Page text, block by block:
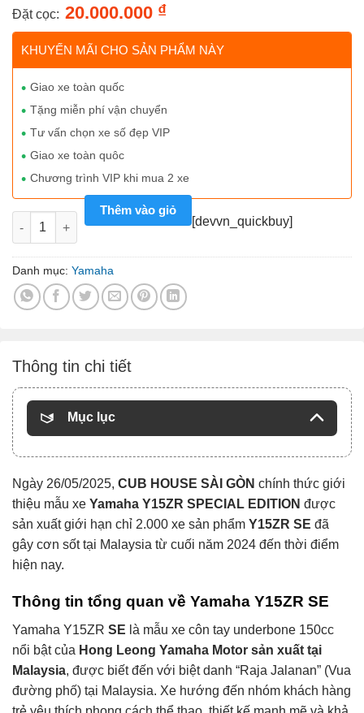
Đặt cọc: 20.000.000 ₫
KHUYẾN MÃI CHO SẢN PHẨM NÀY
Giao xe toàn quốc
Tặng miễn phí vận chuyển
Tư vấn chọn xe số đẹp VIP
Giao xe toàn quôc
Chương trình VIP khi mua 2 xe
Yamaha Y15ZR SPECIAL EDITION số lượng
Thêm vào giỏ
[devvn_quickbuy]
Danh mục: Yamaha
Thông tin chi tiết
Mục lục
Ngày 26/05/2025, CUB HOUSE SÀI GÒN chính thức giới
thiệu mẫu xe Yamaha Y15ZR SPECIAL EDITION được
sản xuất giới hạn chỉ 2.000 xe sản phẩm Y15ZR SE đã
gây cơn sốt tại Malaysia từ cuối năm 2024 đến thời điểm
hiện nay.
Thông tin tổng quan về Yamaha Y15ZR SE
Yamaha Y15ZR SE là mẫu xe côn tay underbone 150cc
nổi bật của Hong Leong Yamaha Motor sản xuất tại
Malaysia, được biết đến với biệt danh “Raja Jalanan” (Vua
đường phố) tại Malaysia. Xe hướng đến nhóm khách hàng